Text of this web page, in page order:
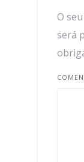
O
será